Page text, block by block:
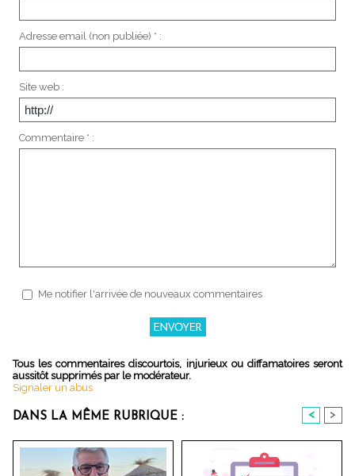
Adresse email (non publiée) * :
Site web :
Commentaire * :
Me notifier l'arrivée de nouveaux commentaires
Tous les commentaires discourtois, injurieux ou diffamatoires seront
aussitôt supprimés par le modérateur.
Signaler un abus
DANS LA MÊME RUBRIQUE : < >